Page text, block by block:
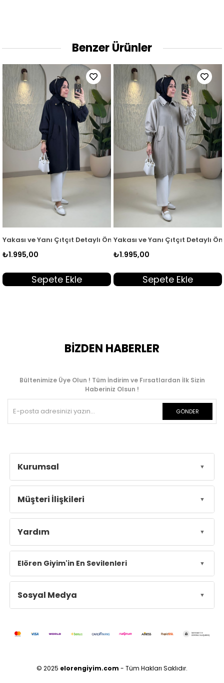
Benzer Ürünler
553Bomber Giyçık Haki ARM 553
Yakası ve Yanı Çıtçıt Detaylı Önü Fermuarlı Kadın Giyçık Kap
₺1.995,00
Sepete Ekle
Yakası ve Yanı Çıtçıt Detaylı
₺1.995,00
Sepete Ekle
BİZDEN HABERLER
Bültenimize Üye Olun ! Tüm İndirim ve Fırsatlardan İlk Sizin
Haberiniz Olsun !
GÖNDER
Kurumsal
Müşteri İlişkileri
Yardım
Elören Giyim'in En Sevilenleri
Sosyal Medya
© 2025 elorengiyim.com - Tüm Hakları Saklıdır.